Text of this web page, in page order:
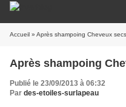
Accueil » Après shampoing Cheveux
Après shampoing
Publié le 23/09/2013 à 06:32
Par des-etoiles-surlapeau